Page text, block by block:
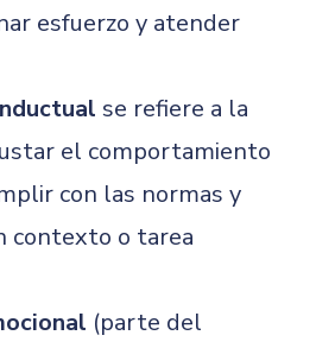
esfuerzo y atender
se refiere a la
el comportamiento
con las normas y
contexto o tarea
(parte del